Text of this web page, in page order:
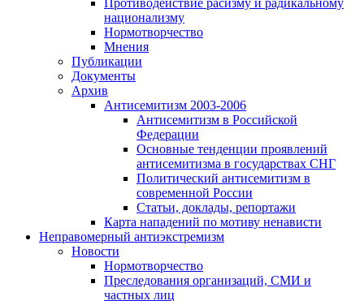
Противодействие расизму и радикальному
национализму
Нормотворчество
Мнения
Публикации
Документы
Архив
Антисемитизм 2003-2006
Антисемитизм в Российской
Федерации
Основные тенденции проявлений
антисемитизма в государствах СНГ
Политический антисемитизм в
современной России
Статьи, доклады, репортажи
Карта нападений по мотиву ненависти
Неправомерный антиэкстремизм
Новости
Нормотворчество
Преследования организаций, СМИ и
частных лиц